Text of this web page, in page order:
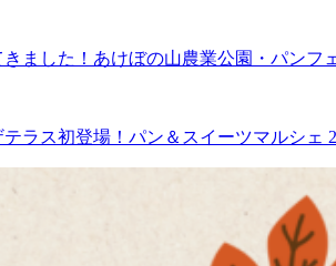
ました！あけぼの山農業公園・パンフ
ラス初登場！パン＆スイーツマルシェ